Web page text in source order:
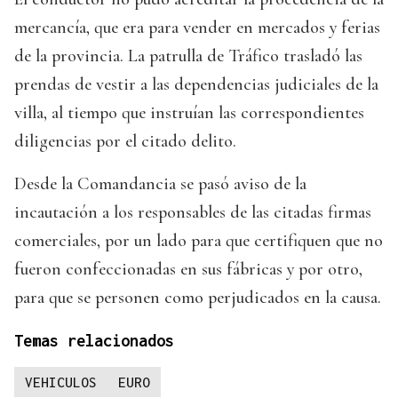
mercancía, que era para vender en mercados y ferias
de la provincia. La patrulla de Tráfico trasladó las
prendas de vestir a las dependencias judiciales de la
villa, al tiempo que instruían las correspondientes
diligencias por el citado delito.
Desde la Comandancia se pasó aviso de la
incautación a los responsables de las citadas firmas
comerciales, por un lado para que certifiquen que no
fueron confeccionadas en sus fábricas y por otro,
para que se personen como perjudicados en la causa.
Temas relacionados
VEHICULOS EURO